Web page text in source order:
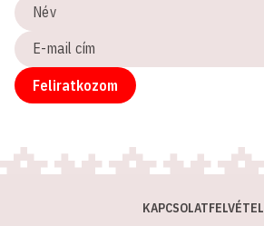
E-
mail
cím
Feliratkozom
KAPCSOLATFELVÉTEL